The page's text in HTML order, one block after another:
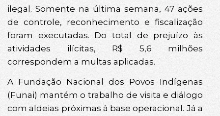
ilegal. Somente na última semana, 47 ações
de controle, reconhecimento e fiscalização
foram executadas. Do total de prejuízo às
atividades ilícitas, R$ 5,6 milhões
correspondem a multas aplicadas.
A Fundação Nacional dos Povos Indígenas
(Funai) mantém o trabalho de visita e diálogo
com aldeias próximas à base operacional. Já a